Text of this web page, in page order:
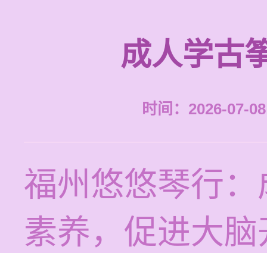
成人学古
时间：2026-07-
福州悠悠琴行
素养，促进大